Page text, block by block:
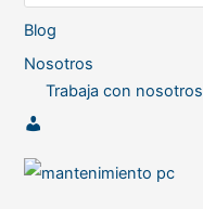
u
d
p
r
d
Blog
Nosotros
Trabaja con nosotros
c